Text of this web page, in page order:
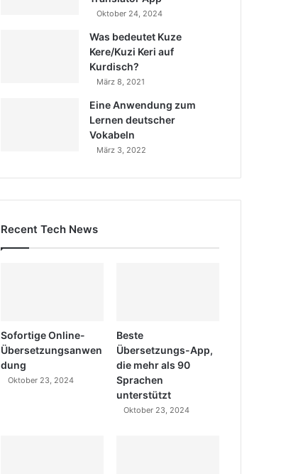
Oktober 24, 2024
Was bedeutet Kuze
Kere/Kuzi Keri auf
Kurdisch?
März 8, 2021
Eine Anwendung zum
Lernen deutscher
Vokabeln
März 3, 2022
Recent Tech News
Sofortige Online-
Übersetzungsanwen
dung
Oktober 23, 2024
Beste
Übersetzungs-App,
die mehr als 90
Sprachen
unterstützt
Oktober 23, 2024